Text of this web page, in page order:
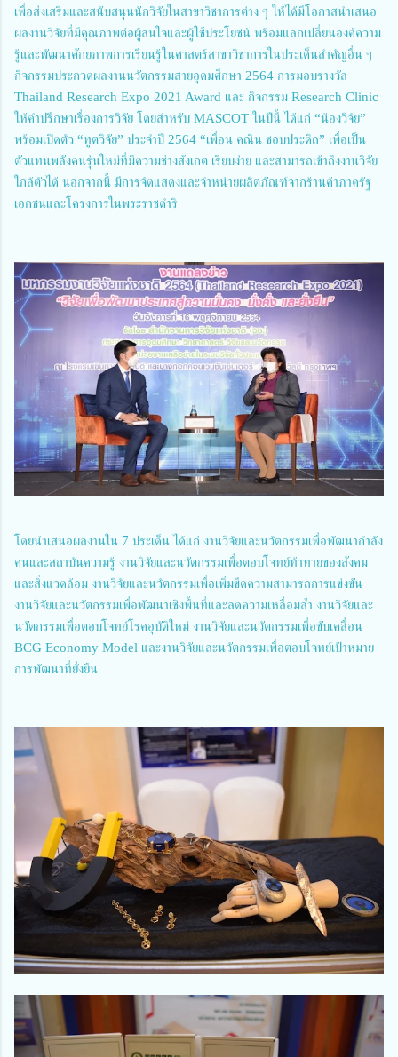
เพื่อส่งเสริมและสนับสนุนนักวิจัยในสาขาวิชาการต่าง ๆ ให้ได้มีโอกาสนำเสนอ
ผลงานวิจัยที่มีคุณภาพต่อผู้สนใจและผู้ใช้ประโยชน์ พร้อมแลกเปลี่ยนองค์ความ
รู้และพัฒนาศักยภาพการเรียนรู้ในศาสตร์สาขาวิชาการในประเด็นสำคัญอื่น ๆ
กิจกรรมประกวดผลงานนวัตกรรมสายอุดมศึกษา 2564 การมอบรางวัล
Thailand Research Expo 2021 Award และ กิจกรรม Research Clinic
ให้คำปรึกษาเรื่องการวิจัย โดยสำหรับ MASCOT ในปีนี้ ได้แก่ “น้องวิจัย”
พร้อมเปิดตัว “ทูตวิจัย” ประจำปี 2564 “เพื่อน คณิน ชอบประดิถ” เพื่อเป็น
ตัวแทนพลังคนรุ่นใหม่ที่มีความช่างสังเกต เรียบง่าย และสามารถเข้าถึงงานวิจัย
ใกล้ตัวได้ นอกจากนี้ มีการจัดแสดงและจำหน่ายผลิตภัณฑ์จากร้านค้าภาครัฐ
เอกชนและโครงการในพระราชดำริ
โดยนำเสนอผลงานใน 7 ประเด็น ได้แก่ งานวิจัยและนวัตกรรมเพื่อพัฒนากำลัง
คนและสถาบันความรู้ งานวิจัยและนวัตกรรมเพื่อตอบโจทย์ท้าทายของสังคม
และสิ่งแวดล้อม งานวิจัยและนวัตกรรมเพื่อเพิ่มขีดความสามารถการแข่งขัน
งานวิจัยและนวัตกรรมเพื่อพัฒนาเชิงพื้นที่และลดความเหลื่อมล้ำ งานวิจัยและ
นวัตกรรมเพื่อตอบโจทย์โรคอุบัติใหม่ งานวิจัยและนวัตกรรมเพื่อขับเคลื่อน
BCG Economy Model และงานวิจัยและนวัตกรรมเพื่อตอบโจทย์เป้าหมาย
การพัฒนาที่ยั่งยืน